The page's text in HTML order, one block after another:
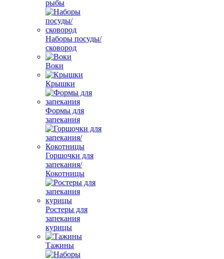
рыбы
Наборы посуды/
сковород
Воки
Крышки
Формы для
запекания
Горшочки для
запекания/
Кокотницы
Ростеры для
запекания
курицы
Тажины